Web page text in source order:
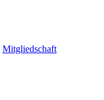
Mitgliedschaft